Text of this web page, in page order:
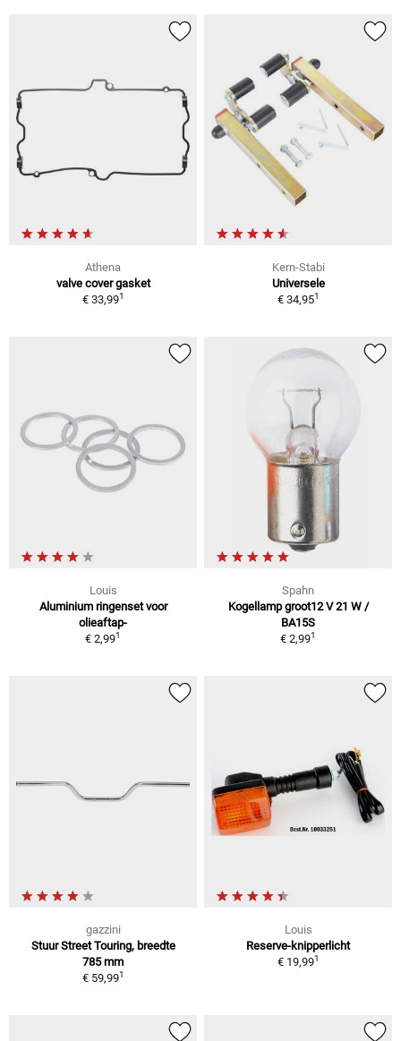
Athena
valve cover gasket
€ 33,991
Kern-Stabi
Universele
€ 34,951
Louis
Aluminium ringenset voor
olieaftap-
€ 2,991
Spahn
Kogellamp groot12 V 21 W /
BA15S
€ 2,991
gazzini
Stuur Street Touring, breedte
785 mm
€ 59,991
Louis
Reserve-knipperlicht
€ 19,991